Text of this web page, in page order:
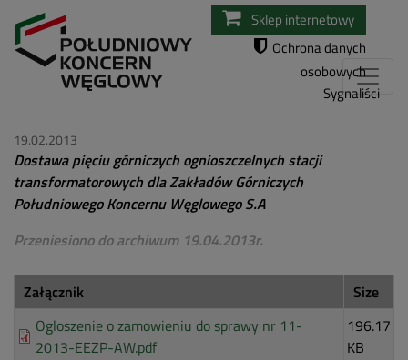
Przejdź
do
Sklep internetowy
Ochrona danych
osobowych
Sygnaliści
19.02.2013
Dostawa pięciu górniczych ognioszczelnych stacji
transformatorowych dla Zakładów Górniczych
Południowego Koncernu Węglowego S.A
Przeniesiono do archiwum 19.04.2013r.
Załącznik
Size
Ogloszenie o zamowieniu do sprawy nr 11-
2013-EEZP-AW.pdf
196.17
KB